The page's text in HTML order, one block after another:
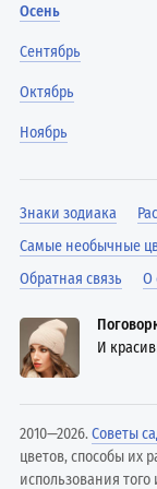
Осень
Сентябрь
Октябрь
Ноябрь
Знаки зодиака
Самые необычные
Обратная связь
О
И
2010—2026.Советы
цветов, способы их
использования